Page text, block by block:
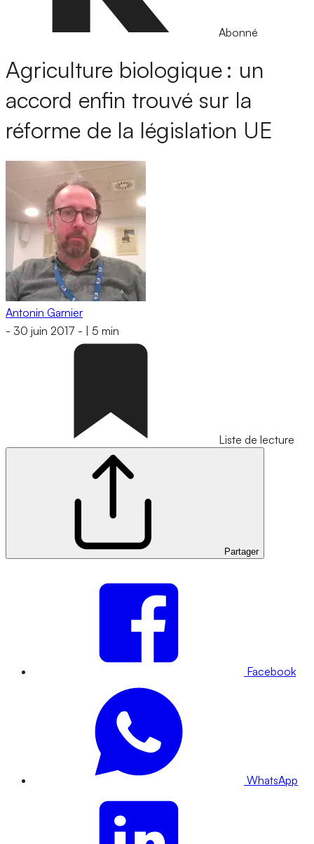
Abonné
Agriculture biologique : un
accord enfin trouvé sur la
réforme de la législation UE
Antonin Garnier
- 30 juin 2017 - 5 min
Liste de lecture
Partager
Facebook
WhatsApp